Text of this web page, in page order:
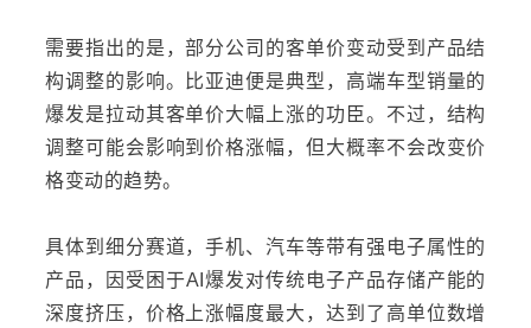
需要指出的是，部分公司的客单价变动受到产品结
构调整的影响。比亚迪便是典型，高端车型销量的
爆发是拉动其客单价大幅上涨的功臣。不过，结构
调整可能会影响到价格涨幅，但大概率不会改变价
格变动的趋势。
具体到细分赛道，手机、汽车等带有强电子属性的
产品，因受困于AI爆发对传统电子产品存储产能的
深度挤压，价格上涨幅度最大，达到了高单位数增